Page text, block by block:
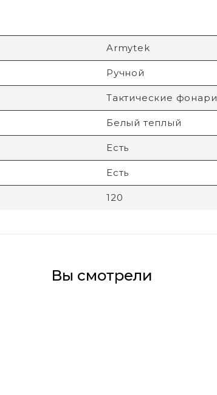
Armytek
Ручной
Тактические фонари
Белый теплый
Есть
Есть
120
Вы смотрели